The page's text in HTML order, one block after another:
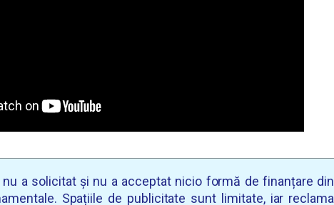
nu a solicitat și nu a acceptat nicio formă de finanțare din
Spațiile de publicitate sunt limitate, iar reclama